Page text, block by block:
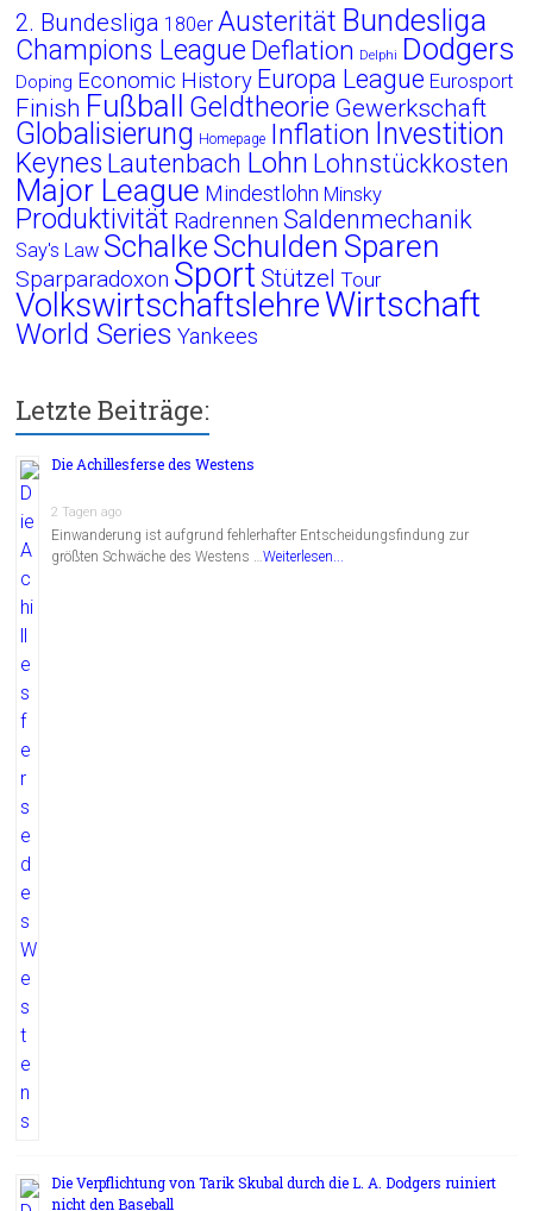
2. Bundesliga 180er Austerität Bundesliga
Champions League Deflation Delphi Dodgers
Doping Economic History Europa League Eurosport
Finish Fußball Geldtheorie Gewerkschaft
Globalisierung Homepage Inflation Investition
Keynes Lautenbach Lohn Lohnstückkosten
Major League Mindestlohn Minsky
Produktivität Radrennen Saldenmechanik
Say's Law Schalke Schulden Sparen
Sparparadoxon Sport Stützel Tour
VolkswirtschaftslehreWirtschaft
World Series Yankees
Letzte Beiträge:
Die Achillesferse des Westens
2 Tagen ago
Einwanderung ist aufgrund fehlerhafter Entscheidungsfindung zur
größten Schwäche des Westens …Weiterlesen...
Die Verpflichtung von Tarik Skubal durch die L. A. Dodgers ruiniert
nicht den Baseball